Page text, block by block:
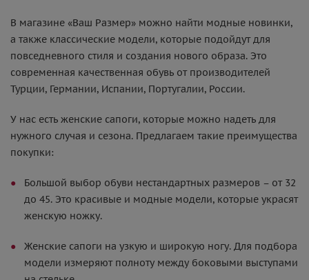
В магазине «Ваш Размер» можно найти модные новинки,
а также классические модели, которые подойдут для
повседневного стиля и создания нового образа. Это
современная качественная обувь от производителей
Турции, Германии, Испании, Португалии, России.
У нас есть женские сапоги, которые можно надеть для
нужного случая и сезона. Предлагаем такие преимущества
покупки:
Большой выбор обуви нестандартных размеров – от 32
до 45. Это красивые и модные модели, которые украсят
женскую ножку.
Женские сапоги на узкую и широкую ногу. Для подбора
модели измеряют полноту между боковыми выступами